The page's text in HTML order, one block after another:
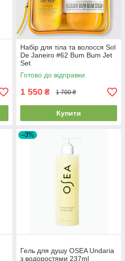
Набір для тіла та волосся Sol
De Janeiro #62 Bum Bum Jet
Set
Готово до відправки
1 550 ₴ 1 700 ₴
Купити
–3%
Гель для душу OSEA Undaria
з водоростями 237ml